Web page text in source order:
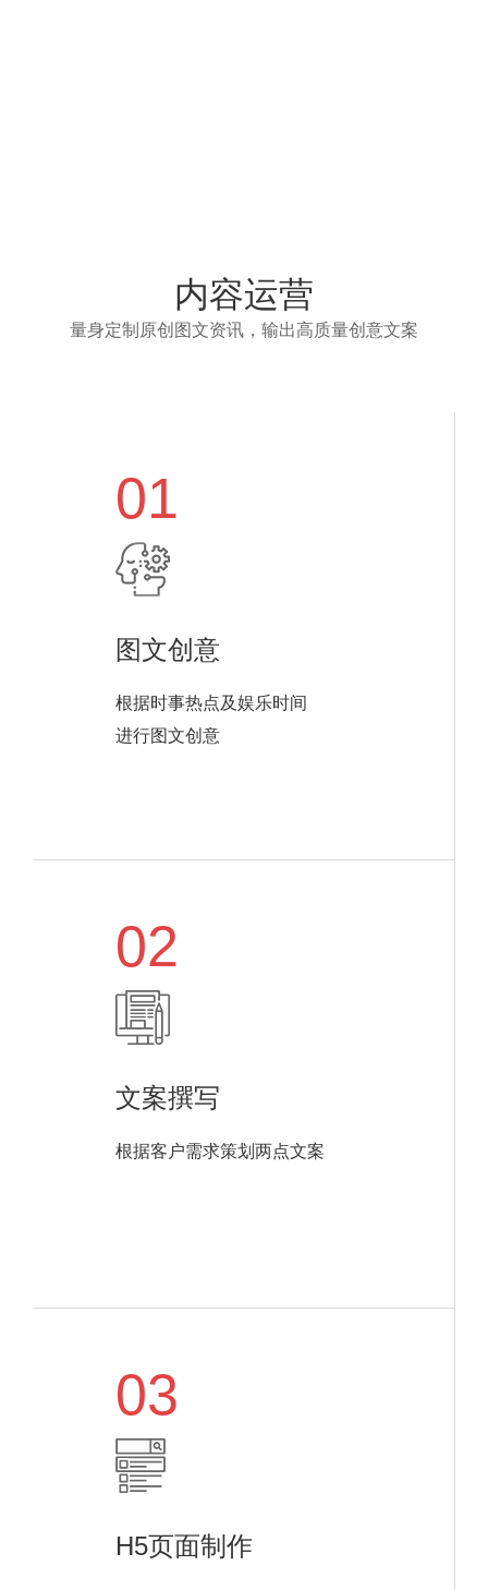
内容运营
量身定制原创图文资讯，输出高质量创意文案
01
图文创意
根据时事热点及娱乐时间
进行图文创意
02
文案撰写
根据客户需求策划两点文案
03
H5页面制作